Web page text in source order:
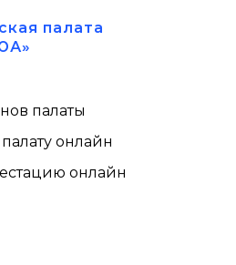
палата
палаты
онлайн
онлайн